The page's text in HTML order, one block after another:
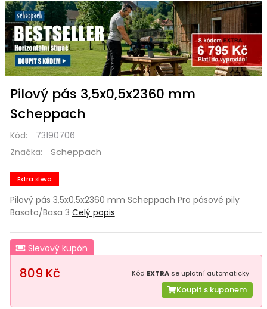
Pilový pás 3,5x0,5x2360 mm
Scheppach
Kód:
73190706
Značka:
Scheppach
Extra sleva
Pilový pás 3,5x0,5x2360 mm Scheppach Pro pásové pily
Basato/Basa 3 Celý popis
Slevový kupón
809 Kč Kód EXTRA se uplatní automaticky
Koupit s kuponem